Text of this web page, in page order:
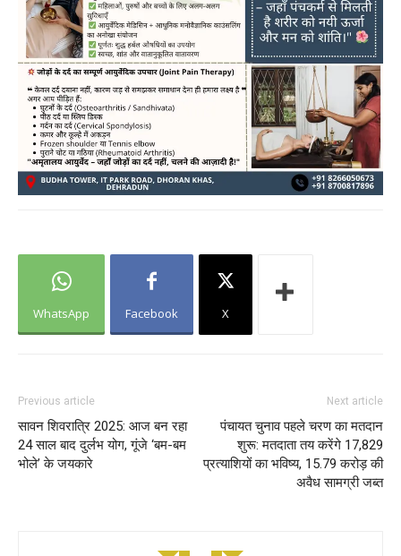
WhatsApp Facebook X
Previous article
सावन शिवरात्रि 2025: आज बन रहा
24 साल बाद दुर्लभ योग, गूंजे ‘बम-बम
भोले’ के जयकारे
Next article
पंचायत चुनाव पहले चरण का मतदान
शुरू: मतदाता तय करेंगे 17,829
प्रत्याशियों का भविष्य, 15.79 करोड़ की
अवैध सामग्री जब्त